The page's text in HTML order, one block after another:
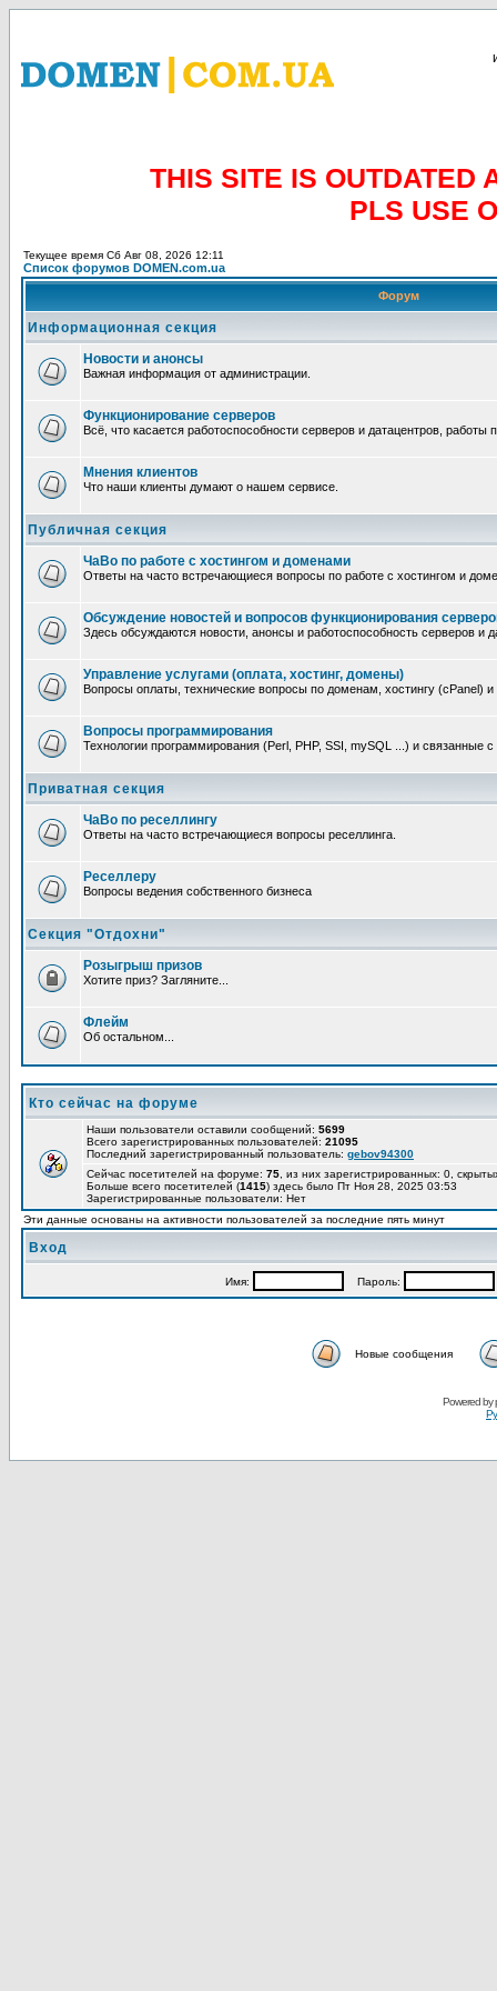
THIS SITE IS OUTDATED
PLS USE
Текущее время Сб Авг 08, 2026 12:11
Список форумов DOMEN.com.ua
Форум
Информационная секция
Новости и анонсы
Важная информация от администрации.
Функционирование серверов
Всё, что касается работоспособности серверов и датацентров, работы
Мнения клиентов
Что наши клиенты думают о нашем сервисе.
Публичная секция
ЧаВо по работе с хостингом и доменами
Ответы на часто встречающиеся вопросы по работе с хостингом и
Обсуждение новостей и вопросов функционирования
Здесь обсуждаются новости, анонсы и работоспособность серверов и
Управление услугами (оплата, хостинг, домены)
Вопросы оплаты, технические вопросы по доменам, хостингу (cPanel)
Вопросы программирования
Технологии программирования (Perl, PHP, SSI, mySQL ...) и связанные
Приватная секция
ЧаВо по реселлингу
Ответы на часто встречающиеся вопросы реселлинга.
Реселлеру
Вопросы ведения собственного бизнеса
Секция "Отдохни"
Розыгрыш призов
Хотите приз? Загляните...
Флейм
Об остальном...
Кто сейчас на форуме
Наши пользователи оставили сообщений: 5699
Всего зарегистрированных пользователей: 21095
Последний зарегистрированный пользователь: gebov94300
Сейчас посетителей на форуме: 75 , из них зарегистрированных: 0,
Больше всего посетителей (1415) здесь было Пт Ноя 28, 2025 03:53
Зарегистрированные пользователи: Нет
Эти данные основаны на активности пользователей за последние пять минут
Вход
Имя: Пароль:
Новые сообщения
Powered by